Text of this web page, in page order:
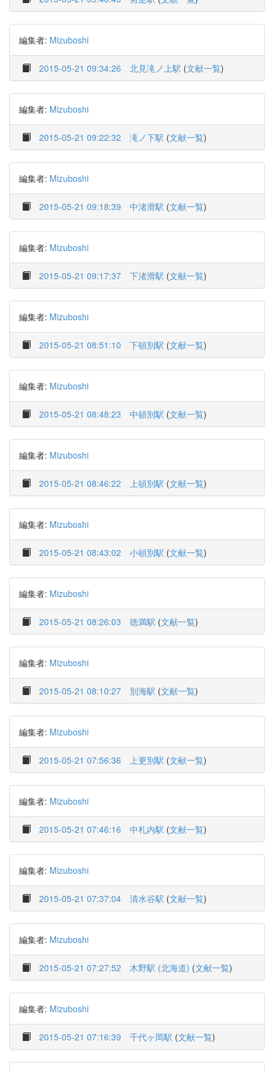
編集者: Mizuboshi
2015-05-21 09:34:26 北見滝ノ上駅 (文献一覧)
編集者: Mizuboshi
2015-05-21 09:22:32 滝ノ下駅 (文献一覧)
編集者: Mizuboshi
2015-05-21 09:18:39 中渚滑駅 (文献一覧)
編集者: Mizuboshi
2015-05-21 09:17:37 下渚滑駅 (文献一覧)
編集者: Mizuboshi
2015-05-21 08:51:10 下頓別駅 (文献一覧)
編集者: Mizuboshi
2015-05-21 08:48:23 中頓別駅 (文献一覧)
編集者: Mizuboshi
2015-05-21 08:46:22 上頓別駅 (文献一覧)
編集者: Mizuboshi
2015-05-21 08:43:02 小頓別駅 (文献一覧)
編集者: Mizuboshi
2015-05-21 08:26:03 徳満駅 (文献一覧)
編集者: Mizuboshi
2015-05-21 08:10:27 別海駅 (文献一覧)
編集者: Mizuboshi
2015-05-21 07:56:36 上更別駅 (文献一覧)
編集者: Mizuboshi
2015-05-21 07:46:16 中札内駅 (文献一覧)
編集者: Mizuboshi
2015-05-21 07:37:04 清水谷駅 (文献一覧)
編集者: Mizuboshi
2015-05-21 07:27:52 木野駅 (北海道) (文献一覧)
編集者: Mizuboshi
2015-05-21 07:16:39 千代ヶ岡駅 (文献一覧)